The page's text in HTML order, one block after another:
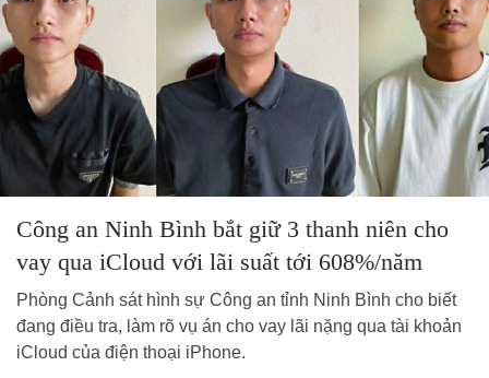
Công an Ninh Bình bắt giữ 3 thanh niên cho
vay qua iCloud với lãi suất tới 608%/năm
Phòng Cảnh sát hình sự Công an tỉnh Ninh Bình cho biết
đang điều tra, làm rõ vụ án cho vay lãi nặng qua tài khoản
iCloud của điện thoại iPhone.